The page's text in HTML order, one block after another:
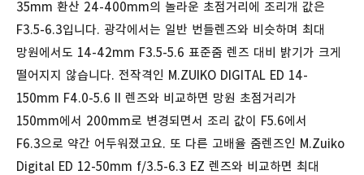
35mm 환산 24-400mm의 놀라운 초점거리에 조리개 값은
F3.5-6.3입니다. 광각에서는 일반 번들렌즈와 비슷하며 최대
망원에서도 14-42mm F3.5-5.6 표준줌 렌즈 대비 밝기가 크게
떨어지지 않습니다. 전작격인 M.ZUIKO DIGITAL ED 14-
150mm F4.0-5.6 II 렌즈와 비교하면 망원 초점거리가
150mm에서 200mm로 변경되면서 조리 값이 F5.6에서
F6.3으로 약간 어두워졌고요. 또 다른 고배율 줌렌즈인 M.Zuiko
Digital ED 12-50mm f/3.5-6.3 EZ 렌즈와 비교하면 최대